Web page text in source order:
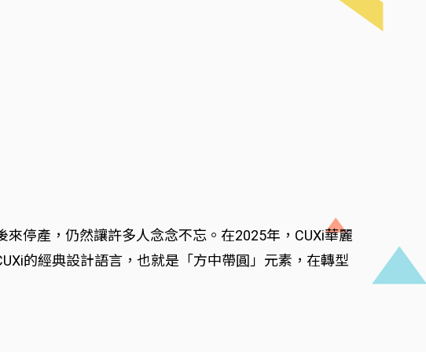
停產，仍然讓許多人念念不忘。在2025年，CUXi華麗
的經典設計語言，也就是「方中帶圓」元素，在轉型